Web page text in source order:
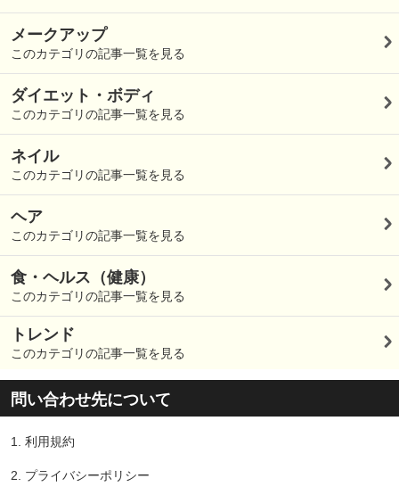
メークアップ
このカテゴリの記事一覧を見る
ダイエット・ボディ
このカテゴリの記事一覧を見る
ネイル
このカテゴリの記事一覧を見る
ヘア
このカテゴリの記事一覧を見る
食・ヘルス（健康）
このカテゴリの記事一覧を見る
トレンド
このカテゴリの記事一覧を見る
問い合わせ先について
1. 利用規約
2. プライバシーポリシー